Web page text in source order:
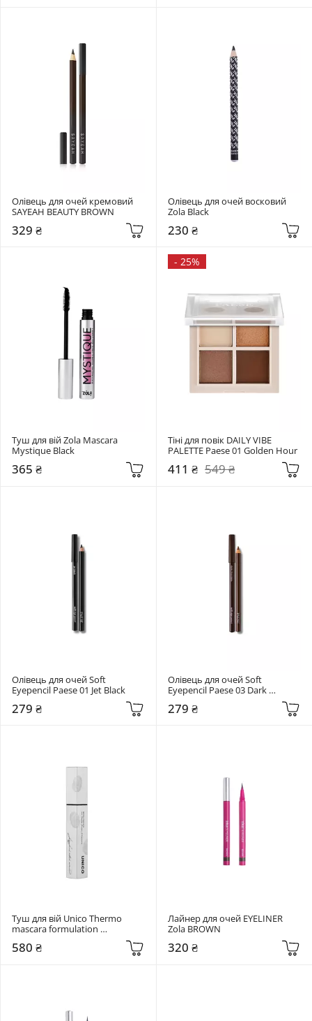
Олівець для очей кремовий
SAYEAH BEAUTY BROWN
329 ₴
Олівець для очей восковий
Zola Black
230 ₴
Туш для вій Zola Mascara
Mystique Black
365 ₴
- 25%
Тіні для повік DAILY VIBE
PALETTE Paese 01 Golden Hour
411 ₴ 549 ₴
Олівець для очей Soft
Eyepencil Paese 01 Jet Black
279 ₴
Олівець для очей Soft
Eyepencil Paese 03 Dark
279 ₴
Туш для вій Unico Thermo
mascara formulation
580 ₴
Лайнер для очей EYELINER
Zola BROWN
320 ₴